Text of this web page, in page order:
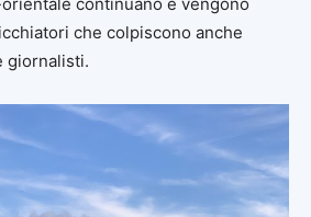
che colpiscono anche
giornalisti.